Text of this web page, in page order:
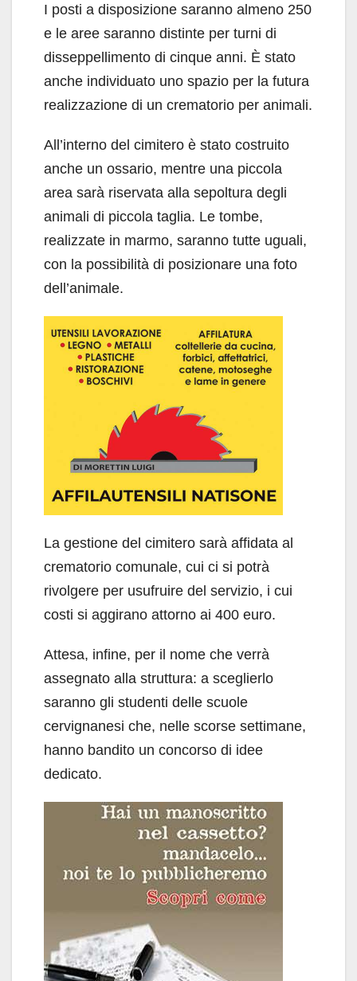
I posti a disposizione saranno almeno 250
e le aree saranno distinte per turni di
disseppellimento di cinque anni. È stato
anche individuato uno spazio per la futura
realizzazione di un crematorio per animali.
All’interno del cimitero è stato costruito
anche un ossario, mentre una piccola
area sarà riservata alla sepoltura degli
animali di piccola taglia. Le tombe,
realizzate in marmo, saranno tutte uguali,
con la possibilità di posizionare una foto
dell’animale.
La gestione del cimitero sarà affidata al
crematorio comunale, cui ci si potrà
rivolgere per usufruire del servizio, i cui
costi si aggirano attorno ai 400 euro.
Attesa, infine, per il nome che verrà
assegnato alla struttura: a sceglierlo
saranno gli studenti delle scuole
cervignanesi che, nelle scorse settimane,
hanno bandito un concorso di idee
dedicato.